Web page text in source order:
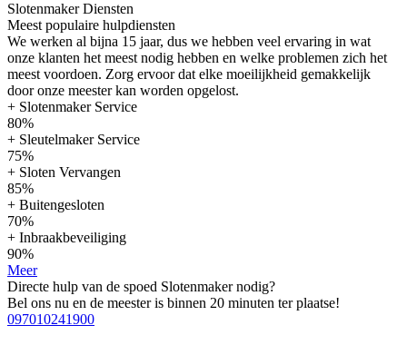
Slotenmaker Diensten
Meest populaire hulpdiensten
We werken al bijna 15 jaar, dus we hebben veel ervaring in wat
onze klanten het meest nodig hebben en welke problemen zich het
meest voordoen. Zorg ervoor dat elke moeilijkheid gemakkelijk
door onze meester kan worden opgelost.
+ Slotenmaker Service
80%
+ Sleutelmaker Service
75%
+ Sloten Vervangen
85%
+ Buitengesloten
70%
+ Inbraakbeveiliging
90%
Meer
Directe hulp van de spoed Slotenmaker nodig?
Bel ons nu en de meester is binnen 20 minuten ter plaatse!
097010241900